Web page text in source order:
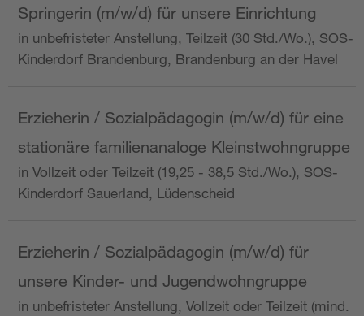
Springerin (m/w/d) für unsere Einrichtung
in unbefristeter Anstellung, Teilzeit (30 Std./Wo.), SOS-
Kinderdorf Brandenburg, Brandenburg an der Havel
Erzieherin / Sozialpädagogin (m/w/d) für eine
stationäre familienanaloge Kleinstwohngruppe
in Vollzeit oder Teilzeit (19,25 - 38,5 Std./Wo.), SOS-
Kinderdorf Sauerland, Lüdenscheid
Erzieherin / Sozialpädagogin (m/w/d) für
unsere Kinder- und Jugendwohngruppe
in unbefristeter Anstellung, Vollzeit oder Teilzeit (mind.